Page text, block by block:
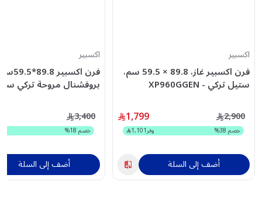
اكسبير
فرن اكسبير غاز، 89.8 × 59.5 سم،
ستيل تركي - XP960GGEN
1,799 2,900
خصم38
% وفر1,101
أضف إلى السلة
اكسبير
بروفشنال مروحة تركي
3,400
خصم 18
%
أضف إلى السلة